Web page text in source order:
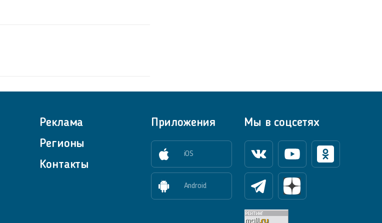
Реклама
Регионы
Контакты
Приложения
iOS
Android
Мы в соцсетях
ВконтактеYoutube Одноклассники
Телеграм Яндекс Дзен